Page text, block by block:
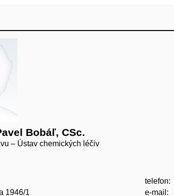
Bobáľ, CSc.
– Ústav chemických léčiv
1946/1
telefon:
e‑mail: